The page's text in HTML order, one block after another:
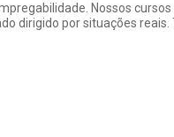
Nossos
dirigido por situações reais.